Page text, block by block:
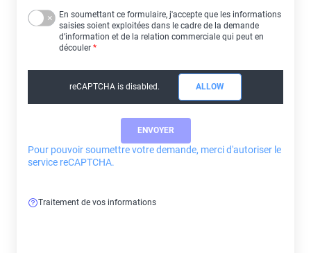
En soumettant ce formulaire, j'accepte que les informations
saisies soient exploitées dans le cadre de la demande
d’information et de la relation commerciale qui peut en
découler
reCAPTCHA is disabled. ALLOW
Pour pouvoir soumettre votre demande, merci d'autoriser le
service reCAPTCHA.
Traitement de vos informations